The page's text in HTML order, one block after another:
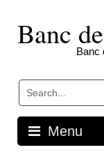
contentBanc
Banc
Menu